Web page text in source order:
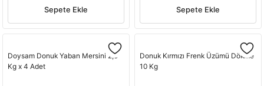
Sepete Ekle Sepete Ekle
Doysam Donuk Yaban Mersini 2,5
Kg x 4 Adet
Donuk Kırmızı Frenk Üzümü Dökme
10 Kg